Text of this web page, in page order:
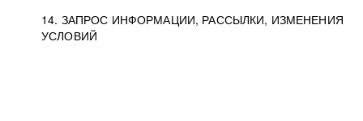
14. ЗАПРОС ИНФОРМАЦИИ, РАССЫЛКИ, ИЗМЕНЕНИЯ
УСЛОВИЙ